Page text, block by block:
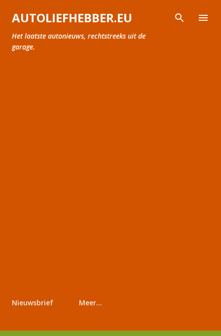
Doorgaan naar hoofdcontent
AUTOLIEFHEBBER.EU
Het laatste autonieuws, rechtstreeks uit de
garage.
Nieuwsbrief Meer…